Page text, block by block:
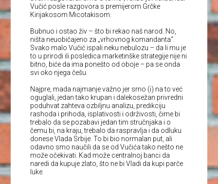
Vučić posle razgovora s premijerom Grčke
Kirijakosom Micotakisom.
Bubnuo i ostao živ – što bi rekao naš narod. No,
ništa neuobičajeno za „vrhovnog komandanta“.
Svako malo Vučić ispali neku nebulozu – da li mu je
to u prirodi ili posledica marketinške strategije nije ni
bitno, biće da ima ponešto od oboje – pa se onda
svi oko njega češu.
Najpre, mada najmanje važno jer smo (i) na to već
oguglali, jedan tako krupan i dalekosežan privredni
poduhvat zahteva ozbiljnu analizu, predikciju
rashoda i prihoda, isplativosti i održivosti, čime bi
trebalo da se pozabavi jedan tim stručnjaka i o
čemu bi, na kraju, trebalo da raspravlja i da odluku
donese Vlada Srbije. To bi bio normalan put, ali
odavno smo naučili da se od Vučića tako nešto ne
može očekivati. Kad može centralnoj banci da
naredi da kupuje zlato, što ne bi Vladi da kupi parče
luke.